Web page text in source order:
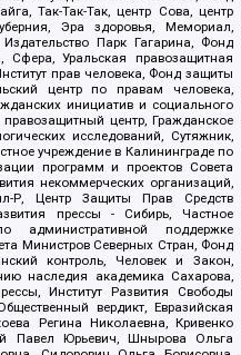
Так-Так-Так, центр Сова, центр
Эра здоровья, Мемориал,
Парк Гагарина, Фонд
Уральская правозащитная
прав человека, Фонд защиты
центр по правам человека,
инициатив и социального
центр, Гражданское
исследований, Сутяжник,
учреждение в Калининграде по
программ и проектов Совета
некоммерческих организаций,
Р, Центр Защиты Прав Средств
прессы - Сибирь, Частное
административной поддержке
Министров Северных Стран, Фонд
контроль, Человек и Закон,
наследия академика Сахарова,
Институт Развития Свободы
вердикт, Евразийская
Регина Николаевна, Кривенко
Павел Юрьевич, Шнырова Ольга